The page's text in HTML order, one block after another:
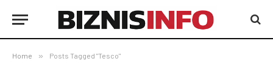
Home » Posts Tagged "Tesco"